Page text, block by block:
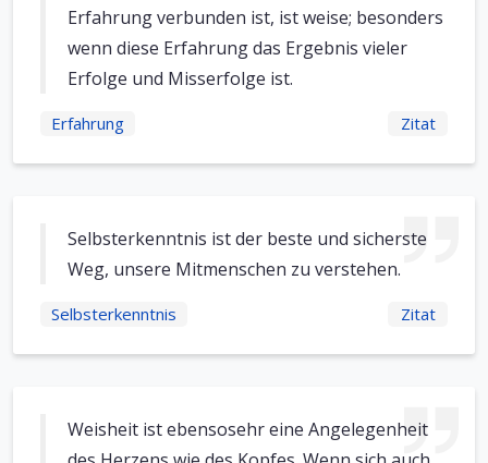
Erfahrung verbunden ist, ist weise; besonders
wenn diese Erfahrung das Ergebnis vieler
Erfolge und Misserfolge ist.
Erfahrung Zitat
Selbsterkenntnis ist der beste und sicherste
Weg, unsere Mitmenschen zu verstehen.
Selbsterkenntnis Zitat
Weisheit ist ebensosehr eine Angelegenheit